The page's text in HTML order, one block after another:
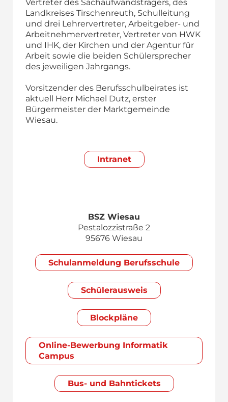
Vertreter des Sachaufwandsträgers, des
Landkreises Tirschenreuth, Schulleitung
und drei Lehrervertreter, Arbeitgeber- und
Arbeitnehmervertreter, Vertreter von HWK
und IHK, der Kirchen und der Agentur für
Arbeit sowie die beiden Schülersprecher
des jeweiligen Jahrgangs.
Vorsitzender des Berufsschulbeirates ist
aktuell Herr Michael Dutz, erster
Bürgermeister der Marktgemeinde
Wiesau.
Intranet
BSZ Wiesau
Pestalozzistraße 2
95676 Wiesau
Schul­anmeldung Berufsschule
Schülerausweis
Blockpläne
Online-Bewerbung Informatik
Campus
Bus- und Bahntickets